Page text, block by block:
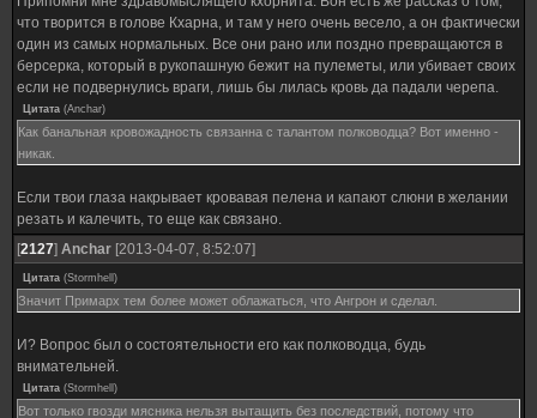
что творится в голове Кхарна, и там у него очень весело, а он фактически
один из самых нормальных. Все они рано или поздно превращаются в
берсерка, который в рукопашную бежит на пулеметы, или убивает своих
если не подвернулись враги, лишь бы лилась кровь да падали черепа.
Цитата (Anchar)
Как банальная кровожадность связанна с талантом полководца? Вот именно -
никак.
Если твои глаза накрывает кровавая пелена и капают слюни в желании
резать и калечить, то еще как связано.
[2127] Anchar [2013-04-07, 8:52:07]
Цитата (Stormhell )
Значит Примарх тем более может облажаться, что Ангрон и сделал.
И? Вопрос был о состоятельности его как полководца, будь
внимательней.
Цитата (Stormhell )
Вот только гвозди мясника нельзя вытащить без последствий, потому что